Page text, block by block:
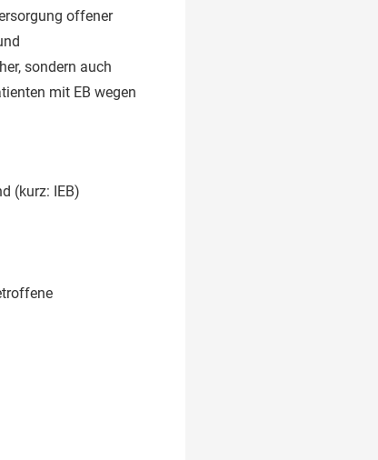
offener
sondern auch
mit EB wegen
(kurz: IEB)